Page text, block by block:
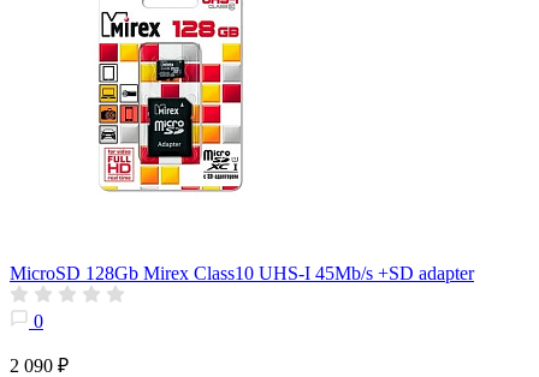
MicroSD 128Gb Mirex Class10 UHS-I 45Mb/s +SD adapter
0
2 090 ₽